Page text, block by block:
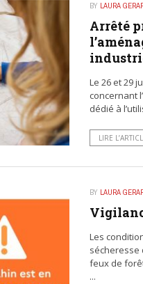
BY LAURA
Arrêté
Le 26 et 29
concernant
dédié à
LIRE
BY LAURA
Les
sécheresse
feux de
...